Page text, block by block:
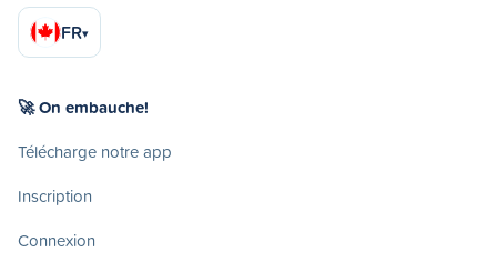
FR▾
🚀 On embauche!
Télécharge notre app
Inscription
Connexion